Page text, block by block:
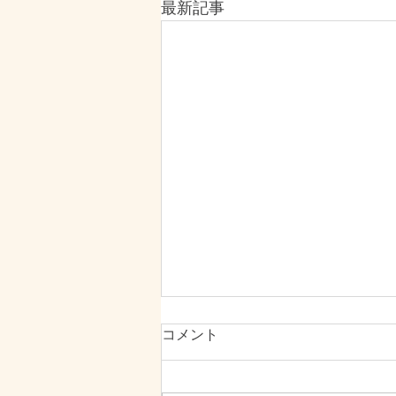
最新記事
【湘南藤沢】更年期のむくみ
コメント